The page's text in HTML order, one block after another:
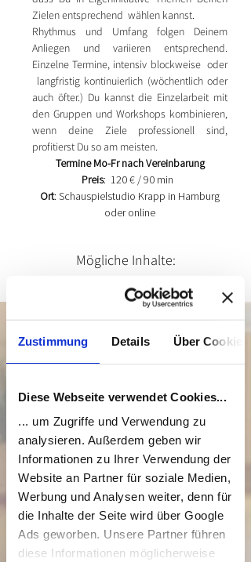
Zustimmung Details Über Cookies
Diese Webseite verwendet Cookies...
... um Zugriffe und Verwendung zu
analysieren. Außerdem geben wir
Informationen zu Ihrer Verwendung der
Website an Partner für soziale Medien,
Werbung und Analysen weiter, denn für
die Inhalte der Seite wird über Google
Ads geworben. Unsere Partner führen
diese Informationen möglicherweise
Zielen entsprechend wählen kannst.
Rhythmus und Umfang folgen Deinem
Anliegen und variieren entsprechend.
Einzelne Termine, intensiv blockweise oder
langfristig kontinuierlich (wöchentlich oder
auch öfter.) Du kannst die Einzelarbeit mit
den Gruppen und Workshops kombinieren,
wenn deine Ziele professionell sind,
profitierst Du so am meisten.
Termine Mo-Fr nach Vereinbarung
Preis: 120 € / 90 min
Ort: Schauspielstudio Krapp in Hamburg
oder online
Mögliche Inhalte:
Stimmtraining und Körperarbeit
Möchtest Du mehr über Deine Stimme
Schauspieler*in oder Sprecher*in oder
willst es werden?Hältst Du Vortrage,
sprichst öffentlich, drehst Videos oder
produzierst Podcasts und möchtest freier,
authentischer, klarer kommunizieren?
Jede Stimme kann frei sein!